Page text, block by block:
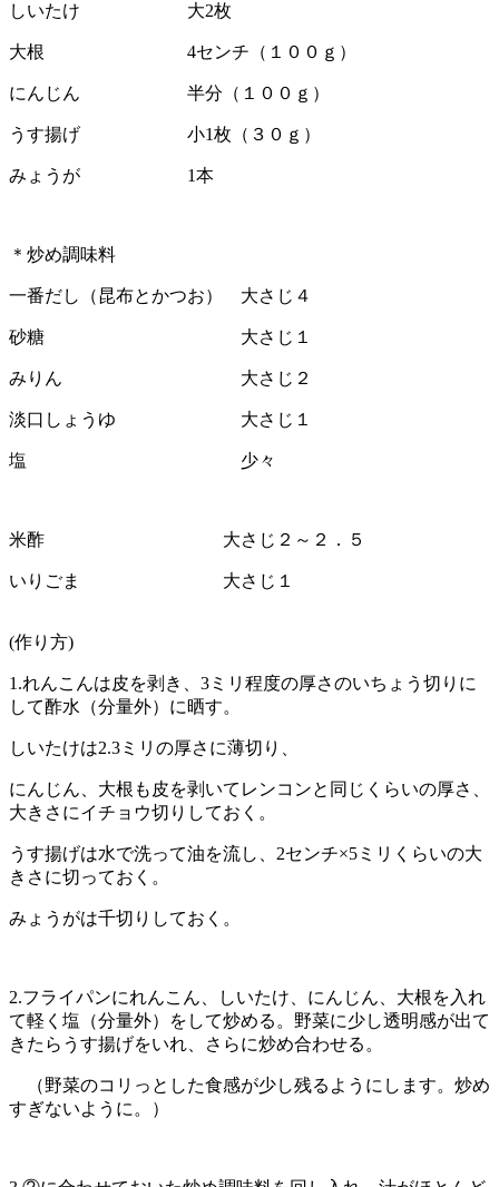
しいたけ 大2枚
大根 4センチ（１００ｇ）
にんじん 半分（１００ｇ）
うす揚げ 小1枚（３０ｇ）
みょうが 1本
＊炒め調味料
一番だし（昆布とかつお） 大さじ４
砂糖 大さじ１
みりん 大さじ２
淡口しょうゆ 大さじ１
塩 少々
米酢 大さじ２～２．５
いりごま 大さじ１
(作り方)
1.れんこんは皮を剥き、3ミリ程度の厚さのいちょう切りに
して酢水（分量外）に晒す。
しいたけは2.3ミリの厚さに薄切り、
にんじん、大根も皮を剥いてレンコンと同じくらいの厚さ、
大きさにイチョウ切りしておく。
うす揚げは水で洗って油を流し、2センチ×5ミリくらいの大
きさに切っておく。
みょうがは千切りしておく。
2.フライパンにれんこん、しいたけ、にんじん、大根を入れ
て軽く塩（分量外）をして炒める。野菜に少し透明感が出て
きたらうす揚げをいれ、さらに炒め合わせる。
（野菜のコリっとした食感が少し残るようにします。炒め
すぎないように。）